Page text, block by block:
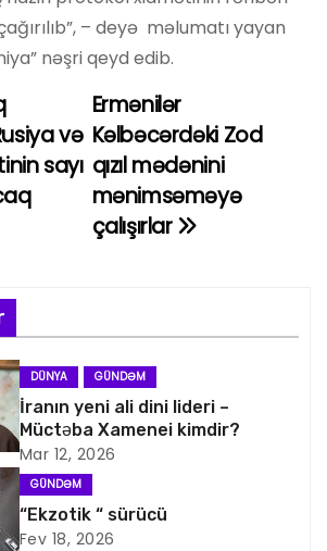
– deyə məlumatı yayan
nəşri qeyd edib.
Ermənilər
Kəlbəcərdəki Zod
qızıl mədənini
mənimsəməyə
çalışırlar
və
sayı
DÜNYA GÜNDƏM
İranın yeni ali dini lideri –
Müctəba Xamenei kimdir?
Mar 12, 2026
GÜNDƏM
“Ekzotik “ sürücü
Fev 18, 2026